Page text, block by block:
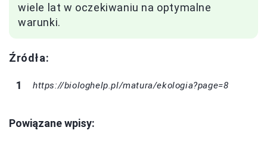
wiele lat w oczekiwaniu na optymalne
warunki.
Źródła:
https://biologhelp.pl/matura/ekologia?page=8
Powiązane wpisy: